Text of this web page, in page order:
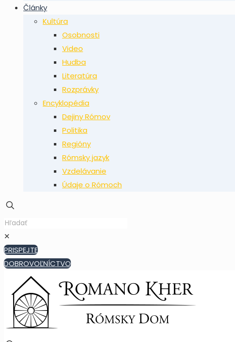
Články
Kultúra
Osobnosti
Video
Hudba
Literatúra
Rozprávky
Encyklopédia
Dejiny Rómov
Politika
Regióny
Rómsky jazyk
Vzdelávanie
Údaje o Rómoch
✕
PRISPEJTE
DOBROVOĽNÍCTVO